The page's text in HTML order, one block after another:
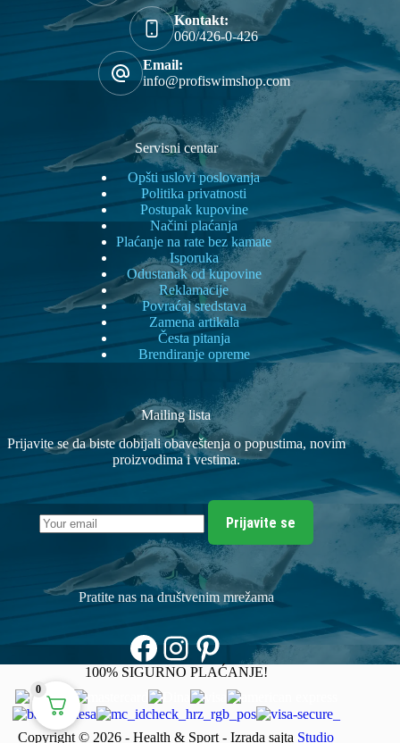
Kontakt:
060/426-0-426
Email:
info@profiswimshop.com
Servisni centar
Opšti uslovi poslovanja
Politika privatnosti
Postupak kupovine
Načini plaćanja
Plaćanje na rate bez kamate
Isporuka
Odustanak od kupovine
Reklamacije
Povraćaj sredstava
Zamena artikala
Česta pitanja
Brendiranje opreme
Mailing lista
Prijavite se da biste dobijali obaveštenja o popustima, novim
proizvodima i vestima.
Prijavite se
Pratite nas na društvenim mrežama
Facebook
Instagram
Pinterest
100% SIGURNO PLAĆANJE!
Copyright © 2026 - Health & Sport - Izrada sajta Studio
0